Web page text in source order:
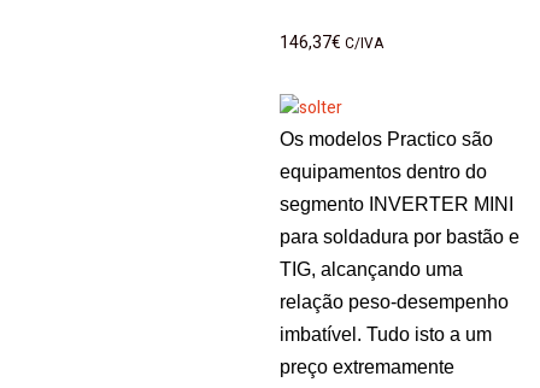
146,37€ C/IVA
Os modelos Practico são
equipamentos dentro do
segmento INVERTER MINI
para soldadura por bastão e
TIG, alcançando uma
relação peso-desempenho
imbatível. Tudo isto a um
preço extremamente